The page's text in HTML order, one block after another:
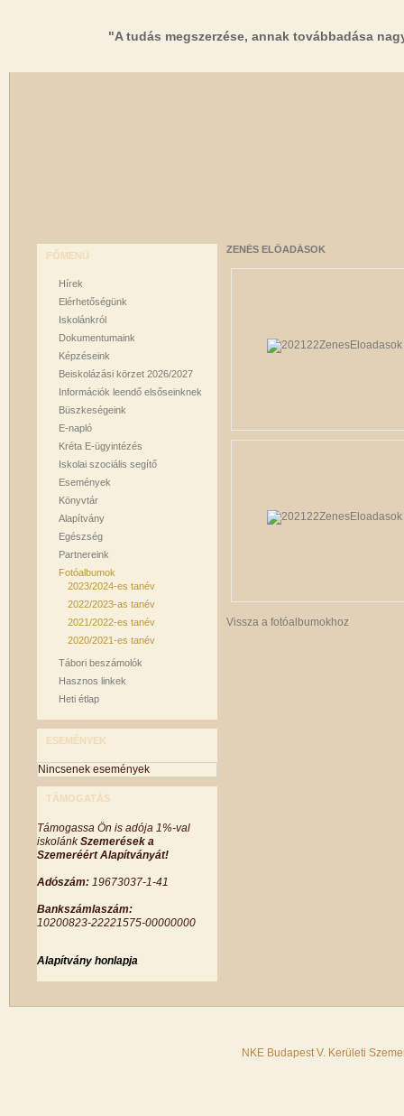
"A tudás megszerzése, annak továbbadása
FŐMENÜ
Hírek
Elérhetőségünk
Iskolánkról
Dokumentumaink
Képzéseink
Beiskolázási körzet 2026/2027
Információk leendő elsőseinknek
Büszkeségeink
E-napló
Kréta E-ügyintézés
Iskolai szociális segítő
Események
Könyvtár
Alapítvány
Egészség
Partnereink
Fotóalbumok
2023/2024-es tanév
2022/2023-as tanév
2021/2022-es tanév
2020/2021-es tanév
Tábori beszámolók
Hasznos linkek
Heti étlap
ESEMÉNYEK
Nincsenek események
TÁMOGATÁS
Támogassa Ön is adója 1%-val
iskolánkSzemerések a
Szemeréért Alapítványát!
Adószám: 19673037-1-41
Bankszámlaszám:
10200823-22221575-00000000
Alapítvány honlapja
ZENÉS ELŐADÁSOK
Vissza a fotóalbumokhoz
NKE Budapest V. Kerületi